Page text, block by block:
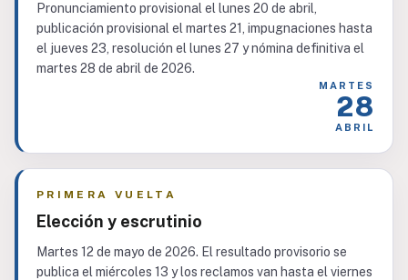
Pronunciamiento provisional el lunes 20 de abril,
publicación provisional el martes 21, impugnaciones hasta
el jueves 23, resolución el lunes 27 y nómina definitiva el
martes 28 de abril de 2026.
MARTES
28
ABRIL
PRIMERA VUELTA
Elección y escrutinio
Martes 12 de mayo de 2026. El resultado provisorio se
publica el miércoles 13 y los reclamos van hasta el viernes